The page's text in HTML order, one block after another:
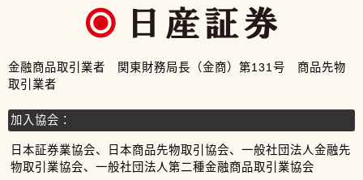
金融商品取引業者 関東財務局長（金商）第131号 商品先物
取引業者
加入協会：
日本証券業協会、日本商品先物取引協会、一般社団法人金融先
物取引業協会、一般社団法人第二種金融商品取引業協会